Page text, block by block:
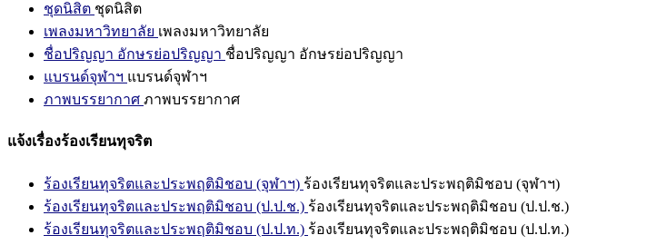
ชุดนิสิต ชุดนิสิต
เพลงมหาวิทยาลัย เพลงมหาวิทยาลัย
ชื่อปริญญา อักษรย่อปริญญา ชื่อปริญญา อักษรย่อปริญญา
แบรนด์จุฬาฯ แบรนด์จุฬาฯ
ภาพบรรยากาศ ภาพบรรยากาศ
แจ้งเรื่องร้องเรียนทุจริต
ร้องเรียนทุจริตและประพฤติมิชอบ (จุฬาฯ) ร้องเรียนทุจริตและประพฤติมิชอบ (จุฬาฯ)
ร้องเรียนทุจริตและประพฤติมิชอบ (ป.ป.ช.) ร้องเรียนทุจริตและประพฤติมิชอบ (ป.ป.ช.)
ร้องเรียนทุจริตและประพฤติมิชอบ (ป.ป.ท.) ร้องเรียนทุจริตและประพฤติมิชอบ (ป.ป.ท.)